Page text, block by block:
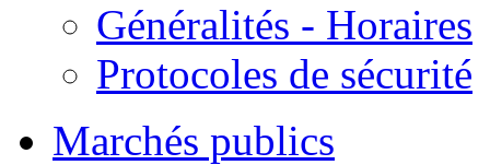
Généralités - Horaires
Protocoles de sécurité
Marchés publics